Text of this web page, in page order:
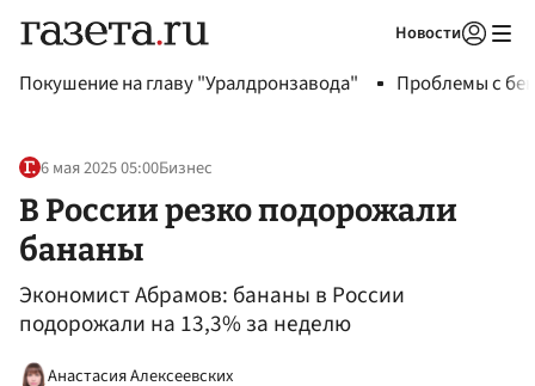
Новости
Покушение на главу "Уралдронзавода" Проблемы с
6 мая 2025 05:00Бизнес
В России резко подорожали
бананы
Экономист Абрамов: бананы в России
подорожали на 13,3% за неделю
Анастасия Алексеевских